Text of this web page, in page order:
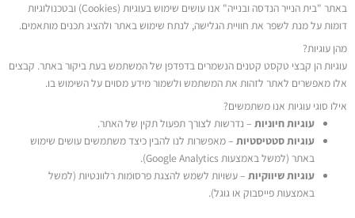
באתר "בית הנייר הנדסה ובנייה" אנו עושים שימוש בעוגיות (Cookies) ובטכנולוגיות
דומות על מנת לשפר את חוויית הגלישה, לנתח שימוש באתר ולהציג תכנים מותאמים.
מהן עוגיות?
עוגיות הן קבצי טקסט קטנים הנשמרים בדפדפן של המשתמש בעת ביקור באתר. קבצים
אלו מאפשרים לאתר לזהות את המשתמש ולשמור מידע מסוים על השימוש בו.
אילו סוגי עוגיות אנו משתמשים?
עוגיות חיוניות – נדרשות לצורך תפעול תקין של האתר.
עוגיות סטטיסטיות – מאפשרות לנו להבין כיצד משתמשים עושים שימוש
באתר (למשל באמצעות Google Analytics).
עוגיות שיווקיות – עשויות לשמש להצגת פרסומות רלוונטיות (למשל
באמצעות פייסבוק או גוגל).